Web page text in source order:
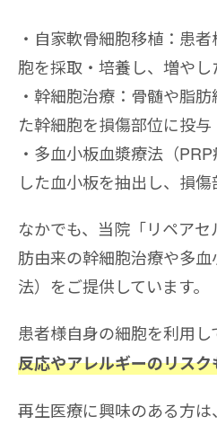
自家軟骨細胞移植：患
胞を採取・培養し、増や
幹細胞治療：骨髄や脂
た幹細胞を損傷部位に投与
多血小板血漿療法（
した血小板を抽出し、損
なかでも、当院「リペア
肪由来の幹細胞治療や多
法）をご提供しています。
患者様自身の細胞を利用し
反応やアレルギーのリス
再生医療に興味のある方